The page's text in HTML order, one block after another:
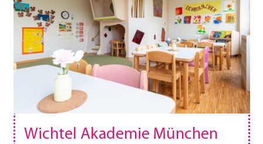
Wichtel Akademie München